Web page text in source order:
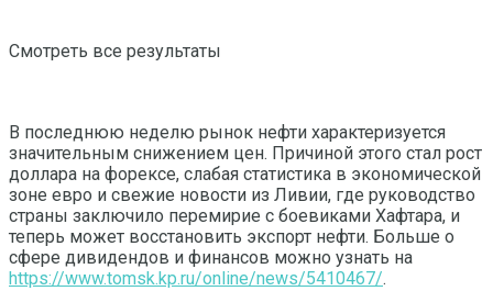
Смотреть все результаты
В последнюю неделю рынок нефти характеризуется
значительным снижением цен. Причиной этого стал рост
доллара на форексе, слабая статистика в экономической
зоне евро и свежие новости из Ливии, где руководство
страны заключило перемирие с боевиками Хафтара, и
теперь может восстановить экспорт нефти. Больше о
сфере дивидендов и финансов можно узнать на
https://www.tomsk.kp.ru/online/news/5410467/.